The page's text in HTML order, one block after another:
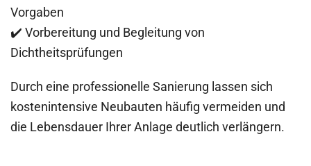
Vorgaben
✔️ Vorbereitung und Begleitung von
Dichtheitsprüfungen
Durch eine professionelle Sanierung lassen sich
kostenintensive Neubauten häufig vermeiden und
die Lebensdauer Ihrer Anlage deutlich verlängern.